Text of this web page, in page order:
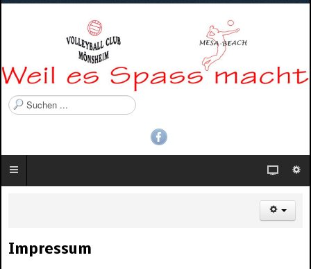
S
u
e
n
.
Impressum